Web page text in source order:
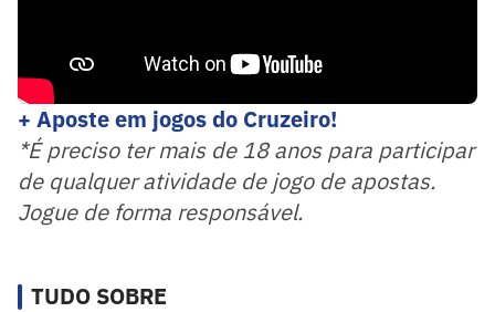
+ Aposte em jogos do Cruzeiro!
*É preciso ter mais de 18 anos para participar
de qualquer atividade de jogo de apostas.
Jogue de forma responsável.
TUDO SOBRE